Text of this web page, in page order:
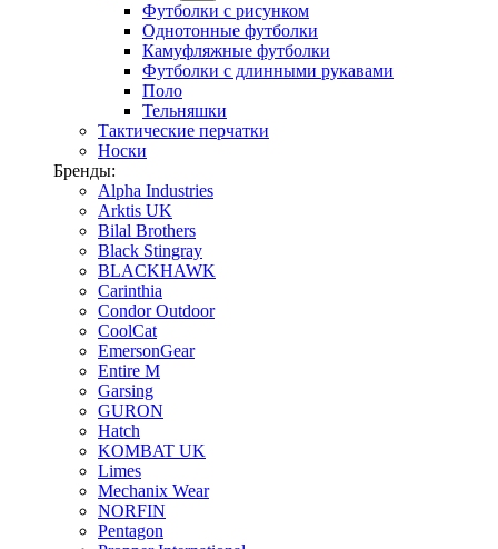
Футболки с рисунком
Однотонные футболки
Камуфляжные футболки
Футболки с длинными рукавами
Поло
Тельняшки
Тактические перчатки
Носки
Бренды:
Alpha Industries
Arktis UK
Bilal Brothers
Black Stingray
BLACKHAWK
Carinthia
Condor Outdoor
CoolCat
EmersonGear
Entire M
Garsing
GURON
Hatch
KOMBAT UK
Limes
Mechanix Wear
NORFIN
Pentagon